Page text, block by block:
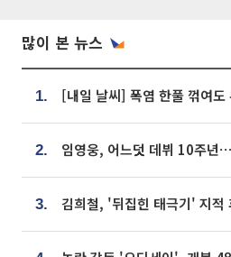
많이 본 뉴스
1.
2.
3.